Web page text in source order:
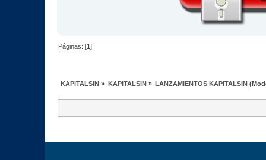
Páginas: [1]
KAPITALSIN » KAPITALSIN» LANZAMIENTOS KAPITALSIN